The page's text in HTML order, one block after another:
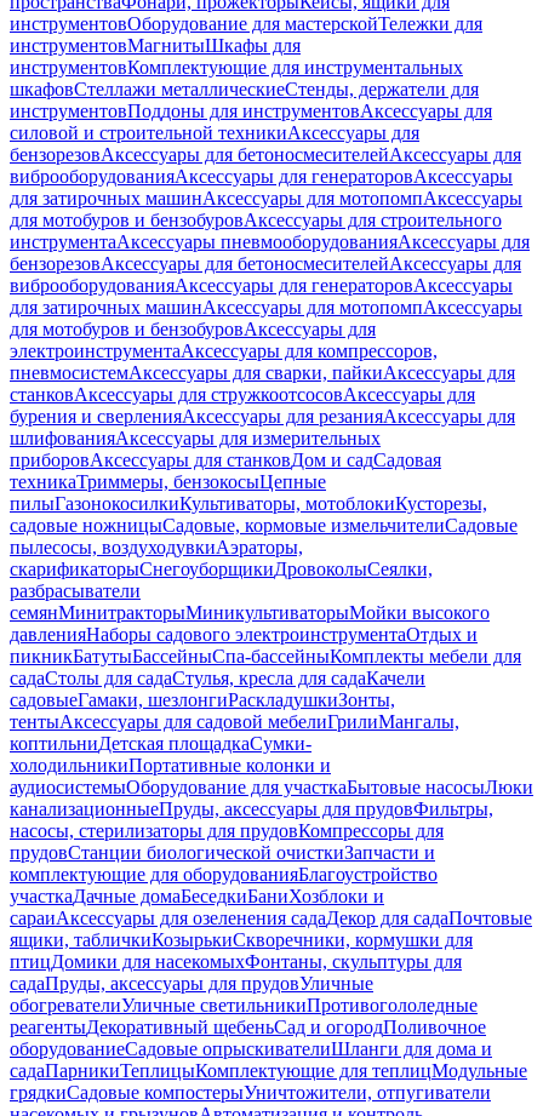
инструментовОборудование для мастерскойТележки для
инструментовМагнитыШкафы для
инструментовКомплектующие для инструментальных
шкафовСтеллажи металлическиеСтенды, держатели для
инструментовПоддоны для инструментовАксессуары для
силовой и строительной техникиАксессуары для
бензорезовАксессуары для бетоносмесителейАксессуары для
виброоборудованияАксессуары для генераторовАксессуары
для затирочных машинАксессуары для мотопомпАксессуары
для мотобуров и бензобуровАксессуары для строительного
инструментаАксессуары пневмооборудованияАксессуары для
бензорезовАксессуары для бетоносмесителейАксессуары для
виброоборудованияАксессуары для генераторовАксессуары
для затирочных машинАксессуары для мотопомпАксессуары
для мотобуров и бензобуровАксессуары для
электроинструментаАксессуары для компрессоров,
пневмосистемАксессуары для сварки, пайкиАксессуары для
станковАксессуары для стружкоотсосовАксессуары для
бурения и сверленияАксессуары для резанияАксессуары для
шлифованияАксессуары для измерительных
приборовАксессуары для станковДом и садСадовая
техникаТриммеры, бензокосыЦепные
пилыГазонокосилкиКультиваторы, мотоблокиКусторезы,
садовые ножницыСадовые, кормовые измельчителиСадовые
пылесосы, воздуходувкиАэраторы,
скарификаторыСнегоуборщикиДровоколыСеялки,
разбрасыватели
семянМинитракторыМиникультиваторыМойки высокого
давленияНаборы садового электроинструментаОтдых и
пикникБатутыБассейныСпа-бассейныКомплекты мебели для
садаСтолы для садаСтулья, кресла для садаКачели
садовыеГамаки, шезлонгиРаскладушкиЗонты,
тентыАксессуары для садовой мебелиГрилиМангалы,
коптильниДетская площадкаСумки-
холодильникиПортативные колонки и
аудиосистемыОборудование для участкаБытовые насосыЛюки
канализационныеПруды, аксессуары для прудовФильтры,
насосы, стерилизаторы для прудовКомпрессоры для
прудовСтанции биологической очисткиЗапчасти и
комплектующие для оборудованияБлагоустройство
участкаДачные домаБеседкиБаниХозблоки и
сараиАксессуары для озеленения садаДекор для садаПочтовые
ящики, табличкиКозырькиСкворечники, кормушки для
птицДомики для насекомыхФонтаны, скульптуры для
садаПруды, аксессуары для прудовУличные
обогревателиУличные светильникиПротивогололедные
реагентыДекоративный щебеньСад и огородПоливочное
оборудованиеСадовые опрыскивателиШланги для дома и
садаПарникиТеплицыКомплектующие для теплицМодульные
грядкиСадовые компостерыУничтожители, отпугиватели